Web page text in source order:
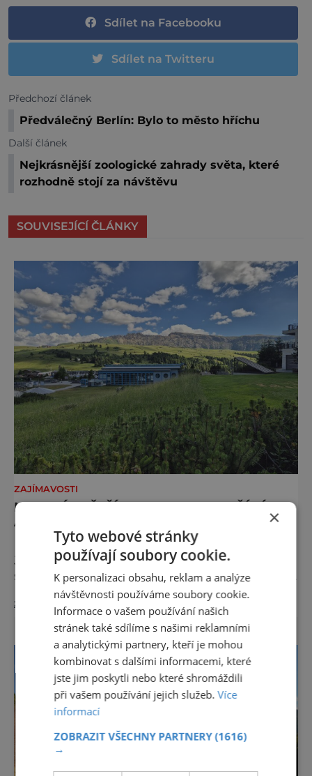
Sdílet na Facebooku
Sdílet na Twitteru
Předchozí článek
Předválečný Berlín: Bylo to město hříchu
Další článek
Nejkrásnější zoologické zahrady světa, které
rozhodně stojí za návštěvu
SOUVISEJÍCÍ ČLÁNKY
ZAJÍMAVOSTI
NEJKRÁSNĚJŠÍ LOUKA EVROPY ŘÍKÁ
AUTŮM DOST
Na první pohled to může působit paradoxně.
Jedna z nejfotografovanějších krajin Dolomit
se rozhodla, že návštěvníků nechce více, ale
méně. Alpe di Siusi, největší vysokohorská
louka v Evropě, zavádí od léta 2026 nová
pravidla příjezdu, která mají jediný cíl –
zachovat místo, kvůli němuž sem lidé
přijíždějí. Nejde o boj proti turistům. Jde o
ochranu krajiny, která už nechce být obětí
vlastního úspě
zobrazit více >>
×
Tyto webové stránky
používají soubory cookie.
K personalizaci obsahu, reklam a analýze
návštěvnosti používáme soubory cookie.
Informace o vašem používání našich
stránek také sdílíme s našimi reklamními
a analytickými partnery, kteří je mohou
kombinovat s dalšími informacemi, které
jste jim poskytli nebo které shromáždili
při vašem používání jejich služeb.Více
informací
ZOBRAZIT VŠECHNY PARTNERY(1616)
→